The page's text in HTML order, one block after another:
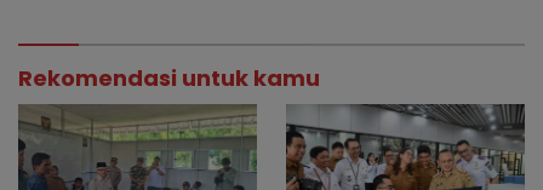
Rekomendasi untuk kamu